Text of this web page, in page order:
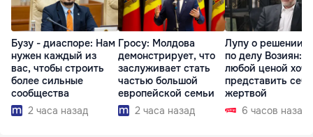
Бузу - диаспоре: Нам
нужен каждый из
вас, чтобы строить
более сильные
сообщества
2 часа назад
Гросу: Молдова
демонстрирует, что
заслуживает стать
частью большой
европейской семьи
2 часа назад
Лупу о решении
по делу Возиян:
любой ценой
представить себя
жертвой
6 часов назад